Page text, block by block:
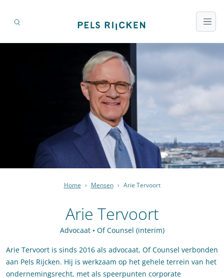
Home › Mensen › Arie Tervoort
Arie Tervoort
Advocaat • Of Counsel (interim)
Arie Tervoort is sinds 2016 als advocaat, Of Counsel verbonden
aan Pels Rijcken. Hij is werkzaam op het gehele terrein van het
ondernemingsrecht, met als speerpunten corporate